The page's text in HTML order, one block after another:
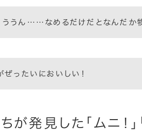
ううん……なめるだけだとなんだか
ぜったいにおいしい！
が発見した「ムニ！」